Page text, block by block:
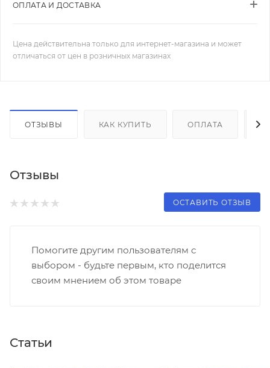
ОПЛАТА И ДОСТАВКА
Цена действительна только для интернет-магазина и может
отличаться от цен в розничных магазинах
ОТЗЫВЫ КАК КУПИТЬ ОПЛАТА
Отзывы
ОСТАВИТЬ ОТЗЫВ
Помогите другим пользователям с
выбором - будьте первым, кто поделится
своим мнением об этом товаре
Статьи